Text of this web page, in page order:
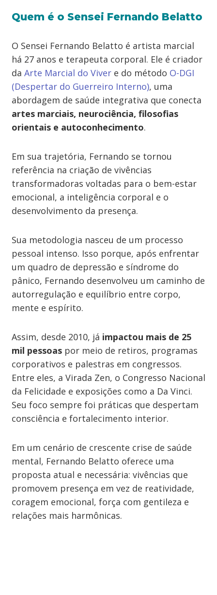
Quem é o Sensei Fernando Belatto
O Sensei Fernando Belatto é artista marcial
há 27 anos e terapeuta corporal. Ele é criador
da Arte Marcial do Viver e do método O-DGI
(Despertar do Guerreiro Interno), uma
abordagem de saúde integrativa que conecta
artes marciais, neurociência, filosofias
orientais e autoconhecimento.
Em sua trajetória, Fernando se tornou
referência na criação de vivências
transformadoras voltadas para o bem-estar
emocional, a inteligência corporal e o
desenvolvimento da presença.
Sua metodologia nasceu de um processo
pessoal intenso. Isso porque, após enfrentar
um quadro de depressão e síndrome do
pânico, Fernando desenvolveu um caminho de
autorregulação e equilíbrio entre corpo,
mente e espírito.
Assim, desde 2010, já impactou mais de 25
mil pessoas por meio de retiros, programas
corporativos e palestras em congressos.
Entre eles, a Virada Zen, o Congresso Nacional
da Felicidade e exposições como a Da Vinci.
Seu foco sempre foi práticas que despertam
consciência e fortalecimento interior.
Em um cenário de crescente crise de saúde
mental, Fernando Belatto oferece uma
proposta atual e necessária: vivências que
promovem presença em vez de reatividade,
coragem emocional, força com gentileza e
relações mais harmônicas.